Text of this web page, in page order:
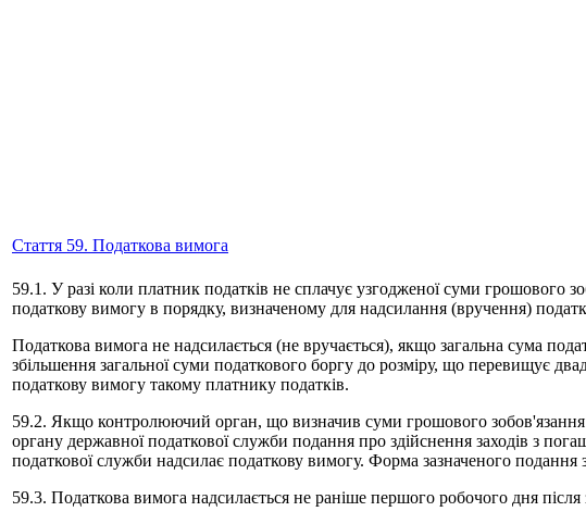
Стаття 59. Податкова вимога
59.1. У разі коли платник податків не сплачує узгодженої суми грошового
податкову вимогу в порядку, визначеному для надсилання (вручення)
Податкова вимога не надсилається (не вручається), якщо загальна сума
збільшення загальної суми податкового боргу до розміру, що перевищує
податкову вимогу такому платнику податків.
59.2. Якщо контролюючий орган, що визначив суми грошового
органу державної податкової служби подання про здійснення заходів з
податкової служби надсилає податкову вимогу. Форма зазначеного подання
59.3. Податкова вимога надсилається не раніше першого робочого дня